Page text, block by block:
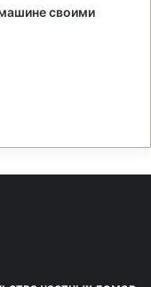
своими